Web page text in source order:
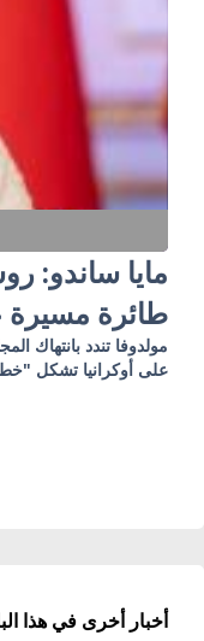
مايا ساندو:
طائرة مسيرة
مولدوفا تندد بانتهاك
على أوكرانيا تشكل
أخبار أخرى في هذا